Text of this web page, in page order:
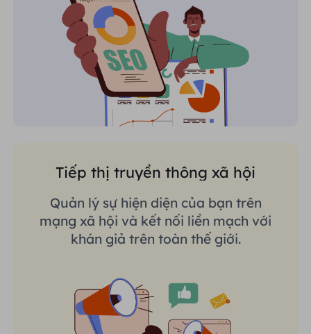
Tiếp thị truyền thông xã hội
Quản lý sự hiện diện của bạn trên
mạng xã hội và kết nối liền mạch với
khán giả trên toàn thế giới.